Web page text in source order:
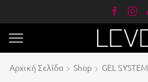
Αρχική Σελίδα Shop GEL SYSTEM